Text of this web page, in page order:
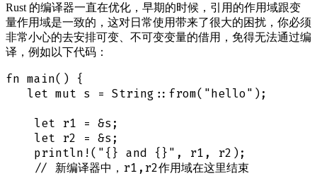
Rust 的编译器一直在优化，早期的时候，引用的作用域跟变
量作用域是一致的，这对日常使用带来了很大的困扰，你必须
非常小心的去安排可变、不可变变量的借用，免得无法通过编
译，例如以下代码：
fn main() {
   let mut s = String::from("hello");
    let r1 = &s;
    let r2 = &s;
    println!("{} and {}", r1, r2);
    // 新编译器中，r1,r2作用域在这里结束